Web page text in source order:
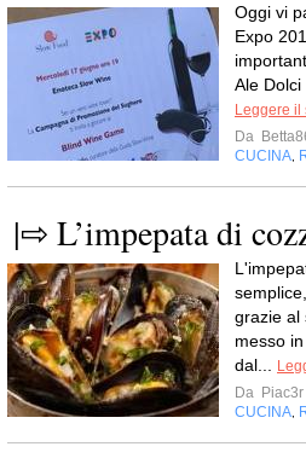
Oggi vi
Expo
Ale
Leggere il
Da
CUCINA
|⇨ L’impepata di
grazie al
messo
dal...
Da Piac3r
CUCINA